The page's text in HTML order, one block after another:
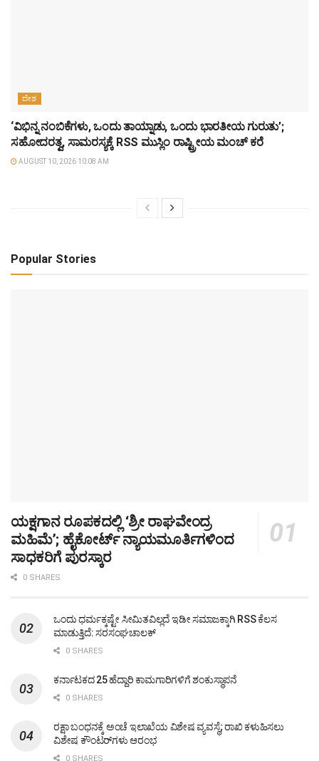
ದೇಶ
‘ವಿಭಿನ್ನ ನಂಬಿಕೆಗಳು, ಒಂದು ತಾಯ್ನಾಡು, ಒಂದು ಭಾರತೀಯ ಗುರುತು’;
ಸಹೋದರತ್ವ, ಸಾಮರಸ್ಯಕ್ಕೆ RSS ಮುಸ್ಲಿಂ ರಾಷ್ಟ್ರೀಯ ಮಂಚ್ ಕರೆ
AUGUST 10, 2026 10:08 AM
Popular Stories
ಯಕ್ಷಗಾನ ರೂಪಕದಲ್ಲಿ ‘ಶ್ರೀ ರಾಘವೇಂದ್ರ
ಮಹಿಮೆ’; ಹೈಕೋರ್ಟ್ ನ್ಯಾಯಮೂರ್ತಿಗಳಿಂದ
ಸಾಧಕರಿಗೆ ಪುರಸ್ಕಾರ
0 SHARES
ಒಂದು ಧರ್ಮಕ್ಕಷ್ಟೇ ಸೀಮಿತವಿಲ್ಲದೆ ಇಡೀ ಸಮಾಜಕ್ಕಾಗಿ RSS ಕೆಲಸ
ಮಾಡುತ್ತಿದೆ: ಸರಸಂಘಚಾಲಕ್
0 SHARES
ಕರ್ನಾಟಕದ 25 ಹೆದ್ದಾರಿ ಕಾಮಗಾರಿಗಳಿಗೆ ಶಂಕುಸ್ಥಾಪನೆ
0 SHARES
ರಕ್ಷಾ ಬಂಧನಕ್ಕೆ ಅಂಚೆ ಇಲಾಖೆಯ ವಿಶೇಷ ವ್ಯವಸ್ಥೆ; ರಾಖಿ ಕಳುಹಿಸಲು
ವಿಶೇಷ ಕೌಂಟರ್‌ಗಳು ಆರಂಭ
0 SHARES